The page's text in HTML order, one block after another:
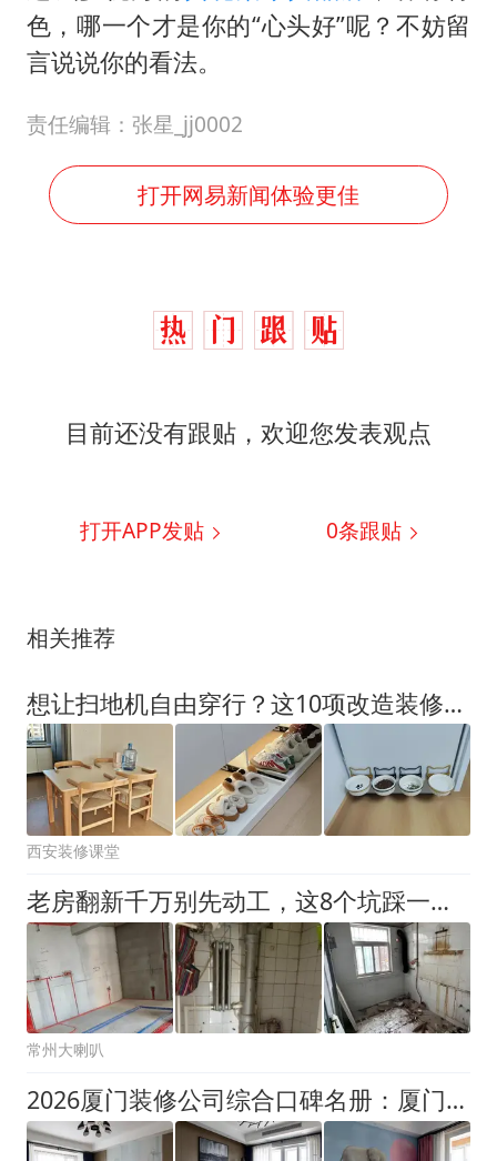
色，哪一个才是你的“心头好”呢？不妨留
言说说你的看法。
责任编辑：张星_jj0002
打开网易新闻体验更佳
目前还没有跟贴，欢迎您发表观点
打开APP发贴 0条跟贴
相关推荐
想让扫地机自由穿行？这10项改造装修时提前做
西安装修课堂
老房翻新千万别先动工，这8个坑踩一个后悔十年
常州大喇叭
2026厦门装修公司综合口碑名册：厦门业主高频讨论与真实盘点